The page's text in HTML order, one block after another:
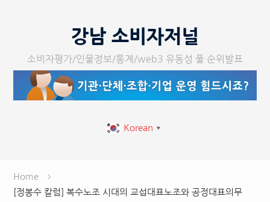
강남 소비자저널
소비자평가/인물정보/통계/web3 유동성 풀 순위발표
Korean ▼
Home
[정봉수 칼럼] 복수노조 시대의 교섭대표노조와 공정대표의무